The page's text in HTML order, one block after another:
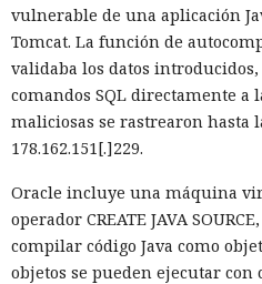
Entre otras novedades figuran
para reducir el número de
mejor caché de archivos
depuración Instant
componentes lentos,
versiones para agentes de IA,
«glob».
Las conversaciones sobre la
Next.js en favor de los
vulnerable de una aplicación
Tomcat. La función de
validaba los datos
comandos SQL directamente a
maliciosas se rastrearon hasta
178.162.151[.]229.
Oracle incluye una máquina
operador CREATE JAVA
compilar código Java como
objetos se pueden ejecutar con